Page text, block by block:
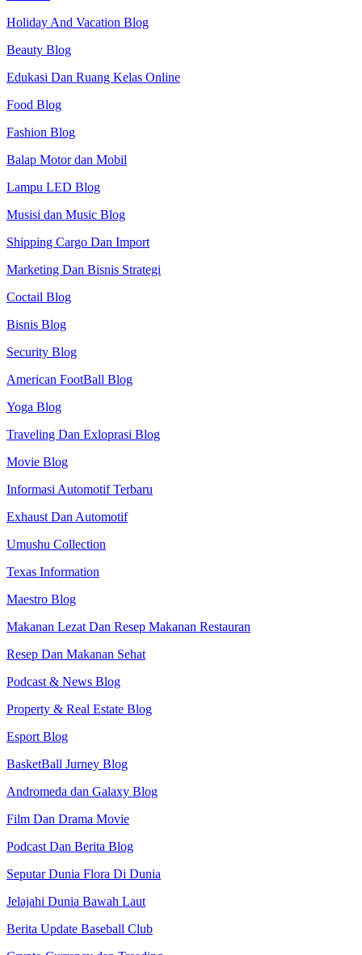
Holiday And Vacation Blog
Beauty Blog
Edukasi Dan Ruang Kelas Online
Food Blog
Fashion Blog
Balap Motor dan Mobil
Lampu LED Blog
Musisi dan Music Blog
Shipping Cargo Dan Import
Marketing Dan Bisnis Strategi
Coctail Blog
Bisnis Blog
Security Blog
American FootBall Blog
Yoga Blog
Traveling Dan Exloprasi Blog
Movie Blog
Informasi Automotif Terbaru
Exhaust Dan Automotif
Umushu Collection
Texas Information
Maestro Blog
Makanan Lezat Dan Resep Makanan Restauran
Resep Dan Makanan Sehat
Podcast & News Blog
Property & Real Estate Blog
Esport Blog
BasketBall Jurney Blog
Andromeda dan Galaxy Blog
Film Dan Drama Movie
Podcast Dan Berita Blog
Seputar Dunia Flora Di Dunia
Jelajahi Dunia Bawah Laut
Berita Update Baseball Club